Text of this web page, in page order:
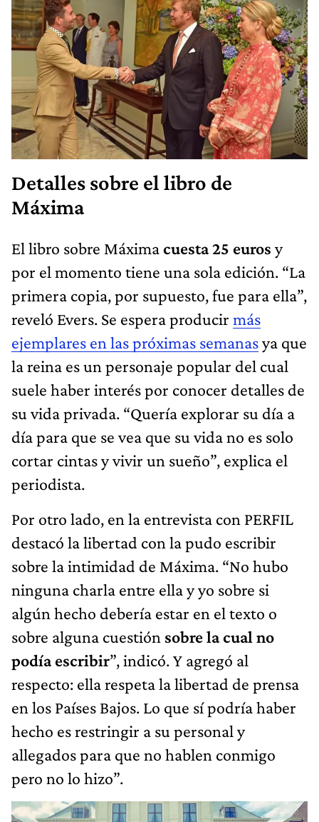
Detalles sobre el libro de
Máxima
El libro sobre Máximacuesta 25 euros y
por el momento tiene una sola edición. “La
primera copia, por supuesto, fue para ella”,
reveló Evers. Se espera producir más
ejemplares en las próximas semanasya que
la reina es un personaje popular del cual
suele haber interés por conocer detalles de
su vida privada. “Quería explorar su día a
día para que se vea que su vida no es solo
cortar cintas y vivir un sueño”, explica el
periodista.
Por otro lado, en la entrevista con PERFIL
destacó la libertad con la pudo escribir
sobre la intimidad de Máxima. “No hubo
ninguna charla entre ella y yo sobre si
algún hecho debería estar en el texto o
sobre alguna cuestión sobre la cual no
podía escribir”, indicó. Y agregó al
respecto: ella respeta la libertad de prensa
en los Países Bajos. Lo que sí podría haber
hecho es restringir a su personal y
allegados para que no hablen conmigo
pero no lo hizo”.